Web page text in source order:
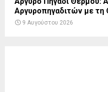
Αργυροπηγαδιτών με τη
9 Αυγούστου 2026